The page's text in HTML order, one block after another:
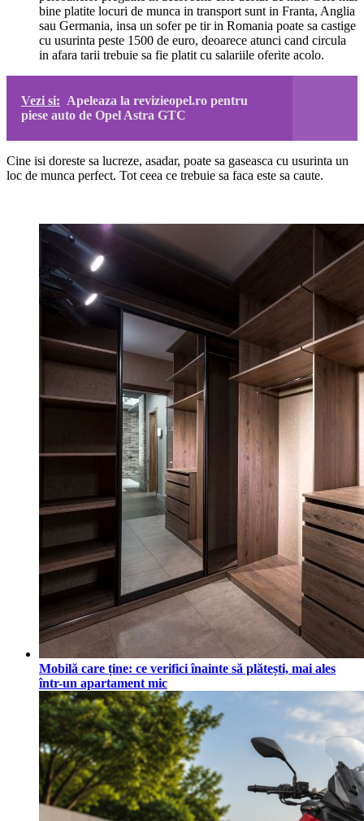
bine platite locuri de munca in transport sunt in Franta, Anglia
sau Germania, insa un sofer pe tir in Romania poate sa castige
cu usurinta peste 1500 de euro, deoarece atunci cand circula
in afara tarii trebuie sa fie platit cu salariile oferite acolo.
Vezi si: Apeleaza la revizieopel.ro pentru
piese auto de Opel Astra GTC
Cine isi doreste sa lucreze, asadar, poate sa gaseasca cu usurinta un
loc de munca perfect. Tot ceea ce trebuie sa faca este sa caute.
Mobilă care ține: ce verifici înainte să plătești, mai ales
într-un apartament mic